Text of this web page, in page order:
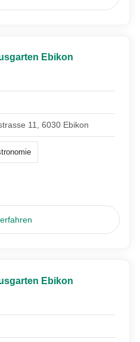
Ebikon
11, 6030 Ebikon
Ebikon